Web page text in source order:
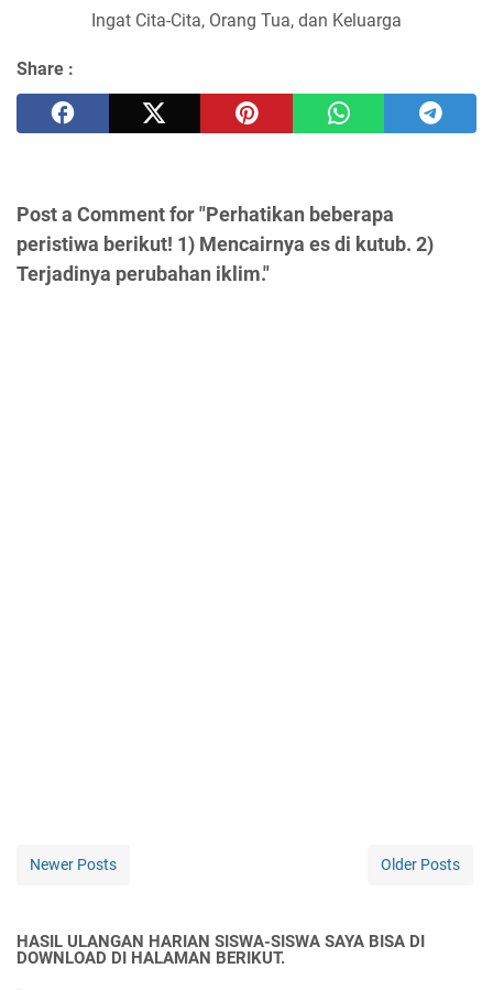
Ingat Cita-Cita, Orang Tua, dan Keluarga
Share :
Post a Comment for "Perhatikan beberapa
peristiwa berikut! 1) Mencairnya es di kutub. 2)
Terjadinya perubahan iklim."
Newer Posts Older Posts
HASIL ULANGAN HARIAN SISWA-SISWA SAYA BISA DI
DOWNLOAD DI HALAMAN BERIKUT.